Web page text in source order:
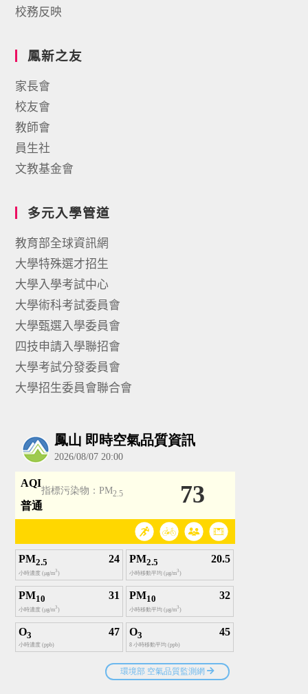
校務反映
鳳新之友
家長會
校友會
教師會
員生社
文教基金會
多元入學管道
教育部全球資訊網
大學特殊選才招生
大學入學考試中心
大學術科考試委員會
大學甄選入學委員會
四技申請入學聯招會
大學考試分發委員會
大學招生委員會聯合會